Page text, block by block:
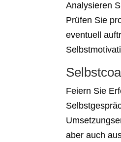
Analysieren
Prüfen Sie
eventuell
Feiern Sie
aber auch